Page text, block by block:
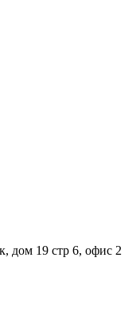
дом 19 стр 6, офис 2